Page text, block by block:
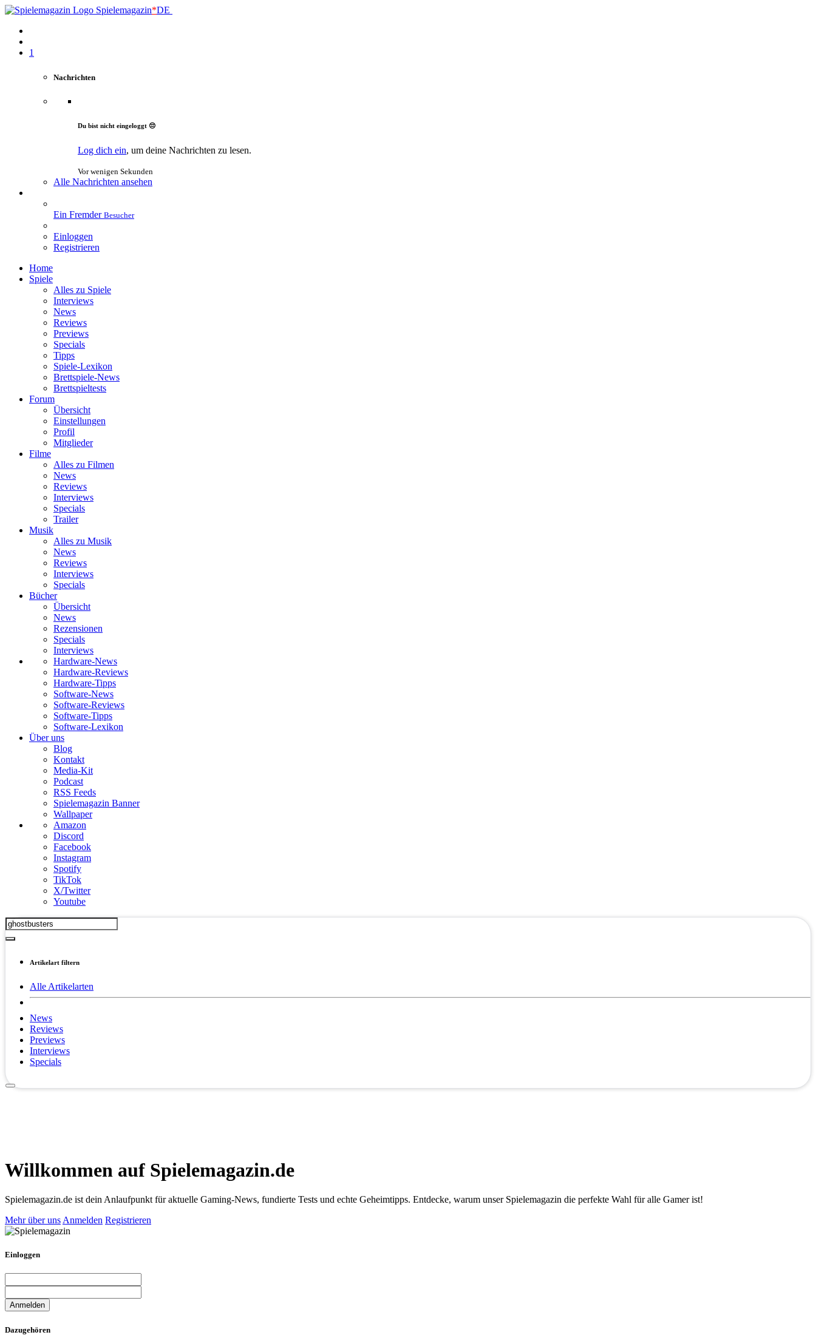
Spielemagazin*DE
1
Nachrichten
Du bist nicht eingeloggt 😔
Log dich ein, um deine Nachrichten zu lesen.
Vor wenigen Sekunden
Alle Nachrichten ansehen
Ein Fremder Besucher
Einloggen
Registrieren
Home
Spiele
Alles zu Spiele
Interviews
News
Reviews
Previews
Specials
Tipps
Spiele-Lexikon
Brettspiele-News
Brettspieltests
Forum
Übersicht
Einstellungen
Profil
Mitglieder
Filme
Alles zu Filmen
News
Reviews
Interviews
Specials
Trailer
Musik
Alles zu Musik
News
Reviews
Interviews
Specials
Bücher
Übersicht
News
Rezensionen
Specials
Interviews
Hardware-News
Hardware-Reviews
Hardware-Tipps
Software-News
Software-Reviews
Software-Tipps
Software-Lexikon
Über uns
Blog
Kontakt
Media-Kit
Podcast
RSS Feeds
Spielemagazin Banner
Wallpaper
Amazon
Discord
Facebook
Instagram
Spotify
TikTok
X/Twitter
Youtube
Artikelart filtern
Alle Artikelarten
News
Reviews
Previews
Interviews
Specials
Willkommen auf Spielemagazin.de
Spielemagazin.de ist dein Anlaufpunkt für aktuelle Gaming-News, fundierte Tests und echte Geheimtipps. Entdecke, warum unser Spielemagazin die perfekte Wahl für alle Gamer ist!
Mehr über uns Anmelden Registrieren
Einloggen
Dazugehören